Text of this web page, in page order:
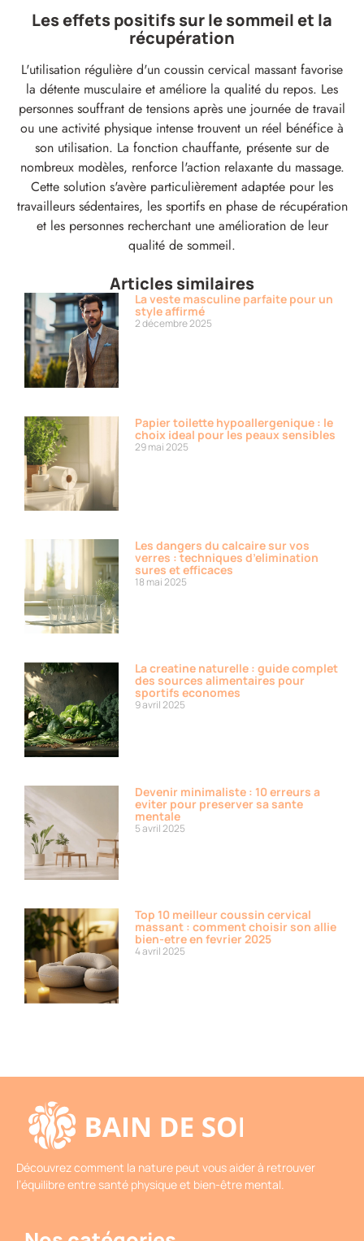
Articles similaires
La veste masculine parfaite pour un
style affirmé
2 décembre 2025
Papier toilette hypoallergenique : le
choix ideal pour les peaux sensibles
29 mai 2025
Les dangers du calcaire sur vos
verres : techniques d’elimination
sures et efficaces
18 mai 2025
La creatine naturelle : guide complet
des sources alimentaires pour
sportifs economes
9 avril 2025
Devenir minimaliste : 10 erreurs a
eviter pour preserver sa sante
mentale
5 avril 2025
Top 10 meilleur coussin cervical
massant : comment choisir son allie
bien-etre en fevrier 2025
4 avril 2025
Les effets positifs sur le sommeil et la
récupération
L'utilisation régulière d'un coussin cervical massant favorise
la détente musculaire et améliore la qualité du repos. Les
personnes souffrant de tensions après une journée de travail
ou une activité physique intense trouvent un réel bénéfice à
son utilisation. La fonction chauffante, présente sur de
nombreux modèles, renforce l'action relaxante du massage.
Cette solution s'avère particulièrement adaptée pour les
travailleurs sédentaires, les sportifs en phase de récupération
et les personnes recherchant une amélioration de leur
qualité de sommeil.
Découvrez comment la nature peut vous aider à retrouver
l’équilibre entre santé physique et bien-être mental.